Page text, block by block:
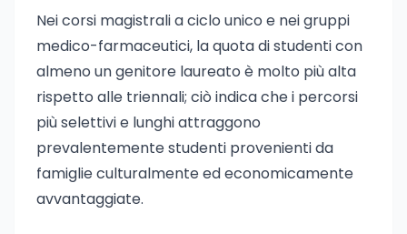
Nei corsi magistrali a ciclo unico e nei gruppi
medico-farmaceutici, la quota di studenti con
almeno un genitore laureato è molto più alta
rispetto alle triennali; ciò indica che i percorsi
più selettivi e lunghi attraggono
prevalentemente studenti provenienti da
famiglie culturalmente ed economicamente
avvantaggiate.